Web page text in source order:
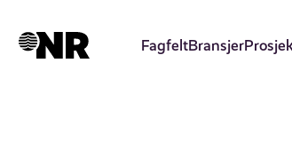
hovedinnhold
FagfeltBransjer